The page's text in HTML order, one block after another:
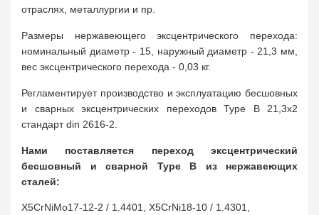
отраслях, металлургии и пр.
Размеры нержавеющего эксцентрического перехода:
номинальный диаметр - 15, наружный диаметр - 21,3 мм,
вес эксцентрического перехода - 0,03 кг.
Регламентирует производство и эксплуатацию бесшовных
и сварных эксцентрических переходов Type B 21,3х2
стандарт din 2616-2.
Нами поставляется переход эксцентрический
бесшовный и сварной Type B из нержавеющих
сталей:
X5CrNiMo17-12-2 / 1.4401, X5CrNi18-10 / 1.4301,